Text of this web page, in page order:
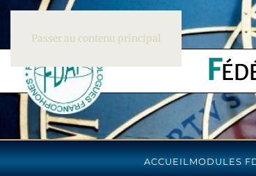
Passer au contenu principal
F
ACCUEIL MODULES